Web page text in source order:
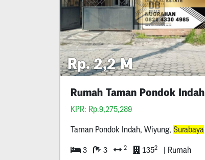
Rp. 2,2 M
Rumah Taman Pondok Indah
KPR: Rp.9,275,289
Taman Pondok Indah, Wiyung, Surabaya
3 3 2 1352 | Rumah